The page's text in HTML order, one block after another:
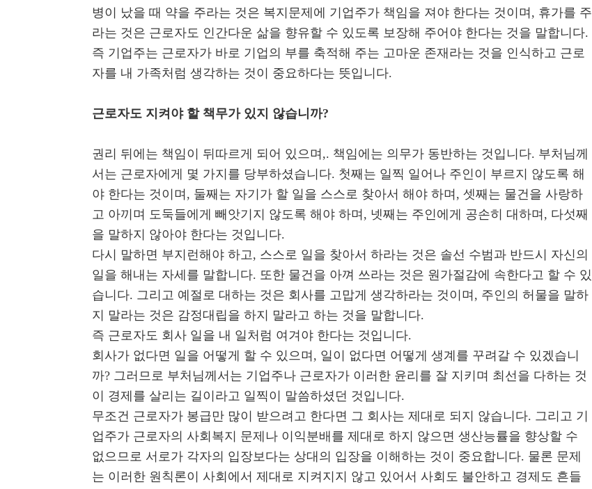
병이 났을 때 약을 주라는 것은 복지문제에 기업주가 책임을 져야 한다는 것이며, 휴가를 주
라는 것은 근로자도 인간다운 삶을 향유할 수 있도록 보장해 주어야 한다는 것을 말합니다.
즉 기업주는 근로자가 바로 기업의 부를 축적해 주는 고마운 존재라는 것을 인식하고 근로
자를 내 가족처럼 생각하는 것이 중요하다는 뜻입니다.
근로자도 지켜야 할 책무가 있지 않습니까?
권리 뒤에는 책임이 뒤따르게 되어 있으며,. 책임에는 의무가 동반하는 것입니다. 부처님께
서는 근로자에게 몇 가지를 당부하셨습니다. 첫째는 일찍 일어나 주인이 부르지 않도록 해
야 한다는 것이며, 둘째는 자기가 할 일을 스스로 찾아서 해야 하며, 셋째는 물건을 사랑하
고 아끼며 도둑들에게 빼앗기지 않도록 해야 하며, 넷째는 주인에게 공손히 대하며, 다섯째
을 말하지 않아야 한다는 것입니다.
다시 말하면 부지런해야 하고, 스스로 일을 찾아서 하라는 것은 솔선 수범과 반드시 자신의
일을 해내는 자세를 말합니다. 또한 물건을 아껴 쓰라는 것은 원가절감에 속한다고 할 수 있
습니다. 그리고 예절로 대하는 것은 회사를 고맙게 생각하라는 것이며, 주인의 허물을 말하
지 말라는 것은 감정대립을 하지 말라고 하는 것을 말합니다.
즉 근로자도 회사 일을 내 일처럼 여겨야 한다는 것입니다.
회사가 없다면 일을 어떻게 할 수 있으며, 일이 없다면 어떻게 생계를 꾸려갈 수 있겠습니
까? 그러므로 부처님께서는 기업주나 근로자가 이러한 윤리를 잘 지키며 최선을 다하는 것
이 경제를 살리는 길이라고 일찍이 말씀하셨던 것입니다.
무조건 근로자가 봉급만 많이 받으려고 한다면 그 회사는 제대로 되지 않습니다. 그리고 기
업주가 근로자의 사회복지 문제나 이익분배를 제대로 하지 않으면 생산능률을 향상할 수
없으므로 서로가 각자의 입장보다는 상대의 입장을 이해하는 것이 중요합니다. 물론 문제
는 이러한 원칙론이 사회에서 제대로 지켜지지 않고 있어서 사회도 불안하고 경제도 흔들